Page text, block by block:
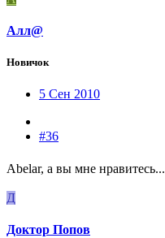
Алл@
Новичок
5 Сен 2010
#36
Abelar, а вы мне нравитесь...
Д
Доктор Попов